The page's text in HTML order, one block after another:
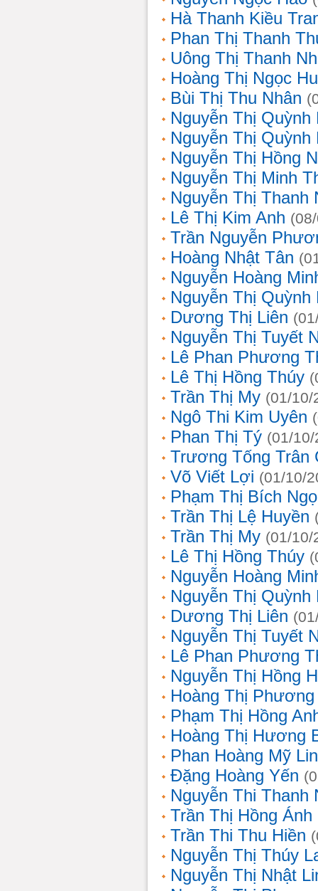
Hà Thanh Kiều
Phan Thị Thanh
Uông Thị Thanh
Hoàng Thị Ngọc
Bùi Thị Thu Nhân
Nguyễn Thị Quỳnh
Nguyễn Thị Quỳnh
Nguyễn Thị Hồng
Nguyễn Thị Minh
Nguyễn Thị Thanh
Lê Thị Kim Anh
Trần Nguyễn
Hoàng Nhật Tân
Nguyễn Hoàng
Nguyễn Thị Quỳnh
Dương Thị Liên
Nguyễn Thị Tuyết
Lê Phan Phương
Lê Thị Hồng Thúy
Trần Thị My (01/10/
Ngô Thi Kim Uyên
Phan Thị Tý (01/
Trương Tống Trân
Võ Viết Lợi (01/10/
Phạm Thị Bích
Trần Thị Lệ Huyền
Trần Thị My (01/10/
Lê Thị Hồng Thúy
Nguyễn Hoàng
Nguyễn Thị Quỳnh
Dương Thị Liên
Nguyễn Thị Tuyết
Lê Phan Phương
Nguyễn Thị Hồng
Hoàng Thị Phương
Phạm Thị Hồng
Hoàng Thị Hương
Phan Hoàng Mỹ
Đặng Hoàng Yến
Nguyễn Thi Thanh
Trần Thị Hồng Ánh
Trần Thi Thu Hiền
Nguyễn Thị Thúy
Nguyễn Thị Nhật